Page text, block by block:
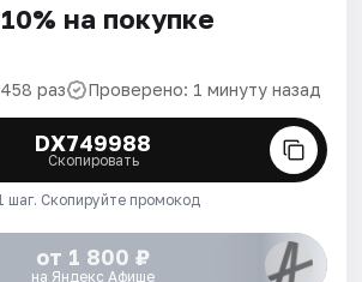
на покупке
раз Проверено: 1 минуту назад
DX749988
Скопировать
шаг. Скопируйте промокод
от 1 800 ₽
на Яндекс Афише